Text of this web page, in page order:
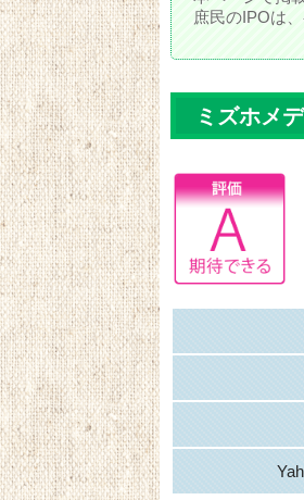
庶民のIPOは
ミズホメ